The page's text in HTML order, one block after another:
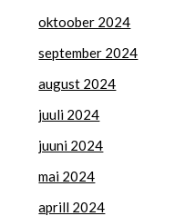
oktoober 2024
september 2024
august 2024
juuli 2024
juuni 2024
mai 2024
aprill 2024